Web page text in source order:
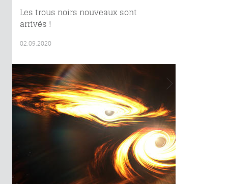
Les trous noirs nouveaux sont
arrivés !
02.09.2020